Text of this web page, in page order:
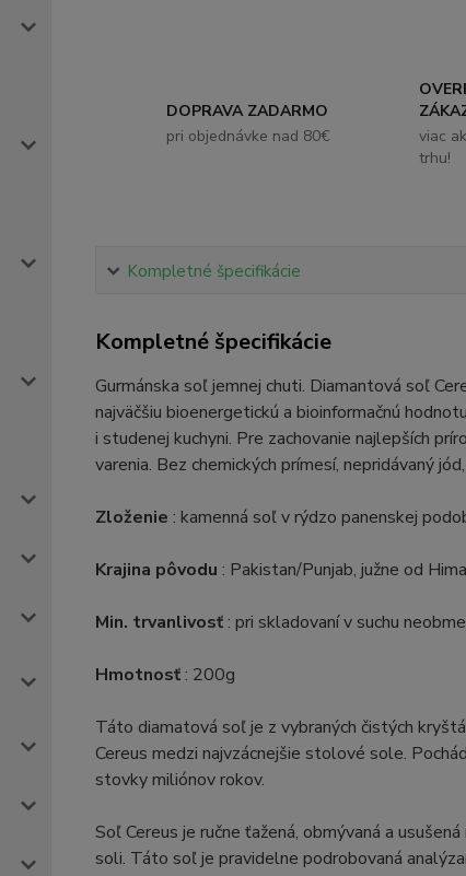
DOPRAVA ZADARMO
pri objednávke nad 80€
viac
trhu!
Kompletné špecifikácie
Kompletné špecifikácie
Gurmánska soľ jemnej chuti. Diamantová soľ
najväčšiu bioenergetickú a bioinformačnú
i studenej kuchyni. Pre zachovanie najlepších
varenia. Bez chemických prímesí, nepridávaný
Zloženie : kamenná soľ v rýdzo panenskej
Krajina pôvodu : Pakistan/Punjab, južne od
Min. trvanlivosť: pri skladovaní v suchu
Hmotnosť: 200g
Táto diamatová soľ je z vybraných čistých
Cereus medzi najvzácnejšie stolové sole.
stovky miliónov rokov.
Soľ Cereus je ručne ťažená, obmývaná a
soli. Táto soľ je pravidelne podrobovaná